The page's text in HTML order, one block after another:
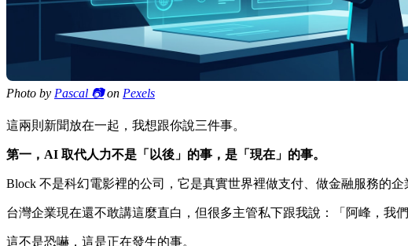
Photo by Pascal 📷on Pexels
這兩則新聞放在一起，我想跟你說三件事。
第一，AI 取代人力不是「以後」的事，是「現在」的事。
Block 不是科幻電影裡的公司，它是真實世界裡做支付、做金融服務的
台灣企業現在還不敢講這麼直白，但很多主管私下跟我說：「阿峰，我
這不是恐嚇，這是正在發生的事。